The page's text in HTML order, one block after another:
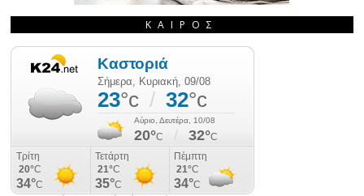
ΚΑΙΡΌΣ